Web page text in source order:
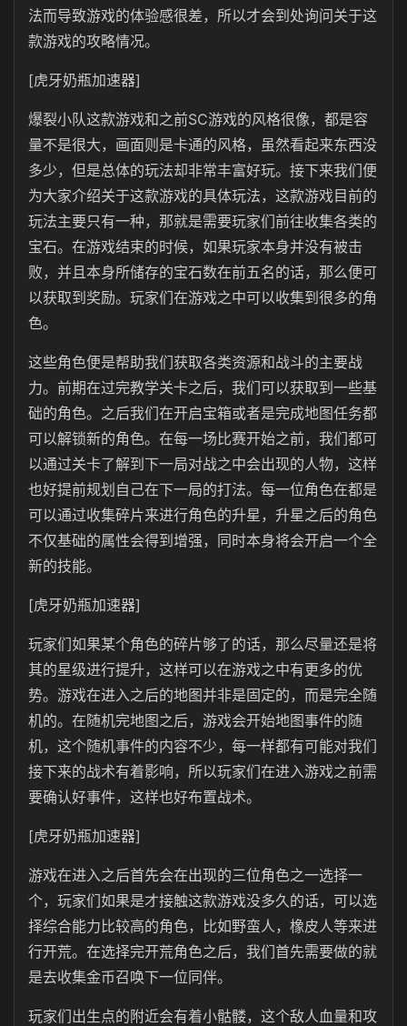
法而导致游戏的体验感很差，所以才会到处询问关于这
款游戏的攻略情况。
[虎牙奶瓶加速器]
爆裂小队这款游戏和之前SC游戏的风格很像，都是容
量不是很大，画面则是卡通的风格，虽然看起来东西没
多少，但是总体的玩法却非常丰富好玩。接下来我们便
为大家介绍关于这款游戏的具体玩法，这款游戏目前的
玩法主要只有一种，那就是需要玩家们前往收集各类的
宝石。在游戏结束的时候，如果玩家本身并没有被击
败，并且本身所储存的宝石数在前五名的话，那么便可
以获取到奖励。玩家们在游戏之中可以收集到很多的角
色。
这些角色便是帮助我们获取各类资源和战斗的主要战
力。前期在过完教学关卡之后，我们可以获取到一些基
础的角色。之后我们在开启宝箱或者是完成地图任务都
可以解锁新的角色。在每一场比赛开始之前，我们都可
以通过关卡了解到下一局对战之中会出现的人物，这样
也好提前规划自己在下一局的打法。每一位角色在都是
可以通过收集碎片来进行角色的升星，升星之后的角色
不仅基础的属性会得到增强，同时本身将会开启一个全
新的技能。
[虎牙奶瓶加速器]
玩家们如果某个角色的碎片够了的话，那么尽量还是将
其的星级进行提升，这样可以在游戏之中有更多的优
势。游戏在进入之后的地图并非是固定的，而是完全随
机的。在随机完地图之后，游戏会开始地图事件的随
机，这个随机事件的内容不少，每一样都有可能对我们
接下来的战术有着影响，所以玩家们在进入游戏之前需
要确认好事件，这样也好布置战术。
[虎牙奶瓶加速器]
游戏在进入之后首先会在出现的三位角色之一选择一
个，玩家们如果是才接触这款游戏没多久的话，可以选
择综合能力比较高的角色，比如野蛮人，橡皮人等来进
行开荒。在选择完开荒角色之后，我们首先需要做的就
是去收集金币召唤下一位同伴。
玩家们出生点的附近会有着小骷髅，这个敌人血量和攻